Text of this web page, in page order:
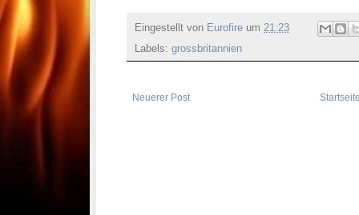
Eingestellt von Eurofire um 21:23
Labels: grossbritannien
Neuerer Post